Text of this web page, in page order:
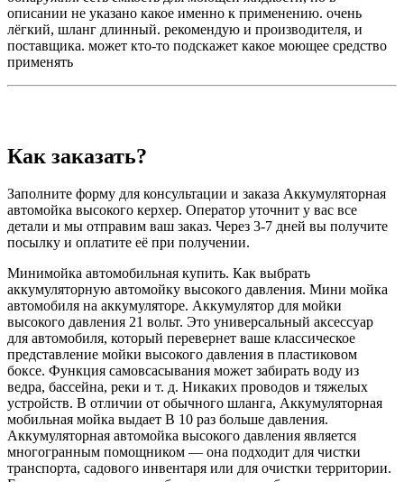
описании не указано какое именно к применению. очень
лёгкий, шланг длинный. рекомендую и производителя, и
поставщика. может кто-то подскажет какое моющее средство
применять
Как заказать?
Заполните форму для консультации и заказа Аккумуляторная
автомойка высокого керхер. Оператор уточнит у вас все
детали и мы отправим ваш заказ. Через 3-7 дней вы получите
посылку и оплатите её при получении.
Минимойка автомобильная купить. Как выбрать
аккумуляторную автомойку высокого давления. Мини мойка
автомобиля на аккумуляторе. Аккумулятор для мойки
высокого давления 21 вольт. Это универсальный аксессуар
для автомобиля, который перевернет ваше классическое
представление мойки высокого давления в пластиковом
боксе. Функция самовсасывания может забирать воду из
ведра, бассейна, реки и т. д. Никаких проводов и тяжелых
устройств. В отличии от обычного шланга, Аккумуляторная
мобильная мойка выдает В 10 раз больше давления.
Аккумуляторная автомойка высокого давления является
многогранным помощником — она подходит для чистки
транспорта, садового инвентаря или для очистки территории.